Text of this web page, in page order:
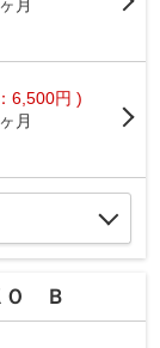
月
6,500円 )
月
Ｏ Ｂ